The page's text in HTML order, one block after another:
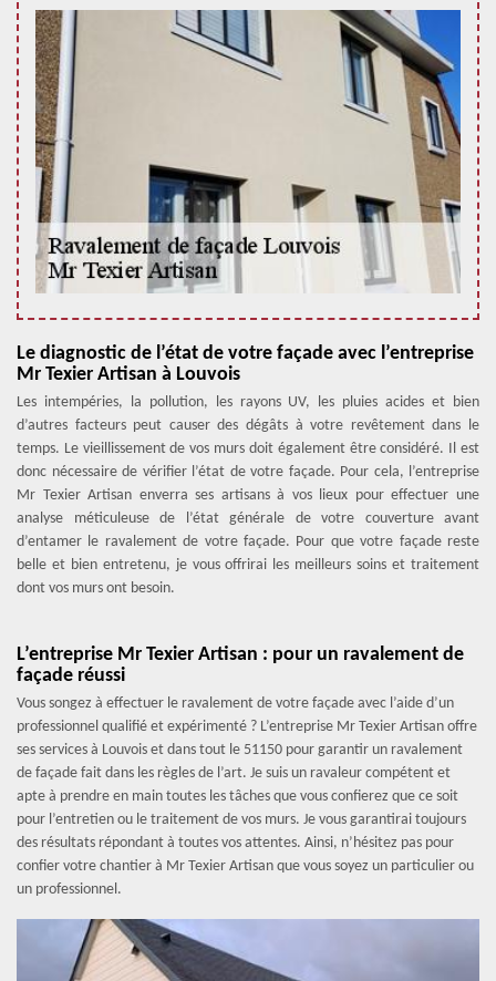
Le diagnostic de l’état de votre façade avec l’entreprise
Mr Texier Artisan à Louvois
Les intempéries, la pollution, les rayons UV, les pluies acides et bien
d’autres facteurs peut causer des dégâts à votre revêtement dans le
temps. Le vieillissement de vos murs doit également être considéré. Il est
donc nécessaire de vérifier l’état de votre façade. Pour cela, l’entreprise
Mr Texier Artisan enverra ses artisans à vos lieux pour effectuer une
analyse méticuleuse de l’état générale de votre couverture avant
d’entamer le ravalement de votre façade. Pour que votre façade reste
belle et bien entretenu, je vous offrirai les meilleurs soins et traitement
dont vos murs ont besoin.
L’entreprise Mr Texier Artisan : pour un ravalement de
façade réussi
Vous songez à effectuer le ravalement de votre façade avec l’aide d’un
professionnel qualifié et expérimenté ? L’entreprise Mr Texier Artisan offre
ses services à Louvois et dans tout le 51150 pour garantir un ravalement
de façade fait dans les règles de l’art. Je suis un ravaleur compétent et
apte à prendre en main toutes les tâches que vous confierez que ce soit
pour l’entretien ou le traitement de vos murs. Je vous garantirai toujours
des résultats répondant à toutes vos attentes. Ainsi, n’hésitez pas pour
confier votre chantier à Mr Texier Artisan que vous soyez un particulier ou
un professionnel.